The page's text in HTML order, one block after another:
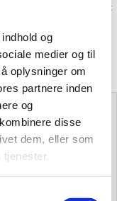
og
medier og til
oplysninger om
partnere inden
og
disse
dem, eller som
felter er markeret